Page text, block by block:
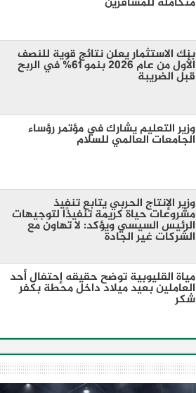
بنك الاستثمار يعلن نتائج قوية للنصف
الأول من عام 2026 بنمو 61% في الربح
قبل الضريبة
وزير التعليم يشارك في مؤتمر رؤساء
الجامعات العالمي للسلام
وزير الإنتاج الحربي يتابع تنفيذ
مشروعات حياة كريمة تنفيذًا لتوجيهات
الرئيس السيسي ويؤكد: لا تهاون مع
الشركات غير الجادة
مياة القليوبية توضح حقيقه إحتفال أحد
العاملين بعيد ميلاد داخل محطة بكفر
شكر